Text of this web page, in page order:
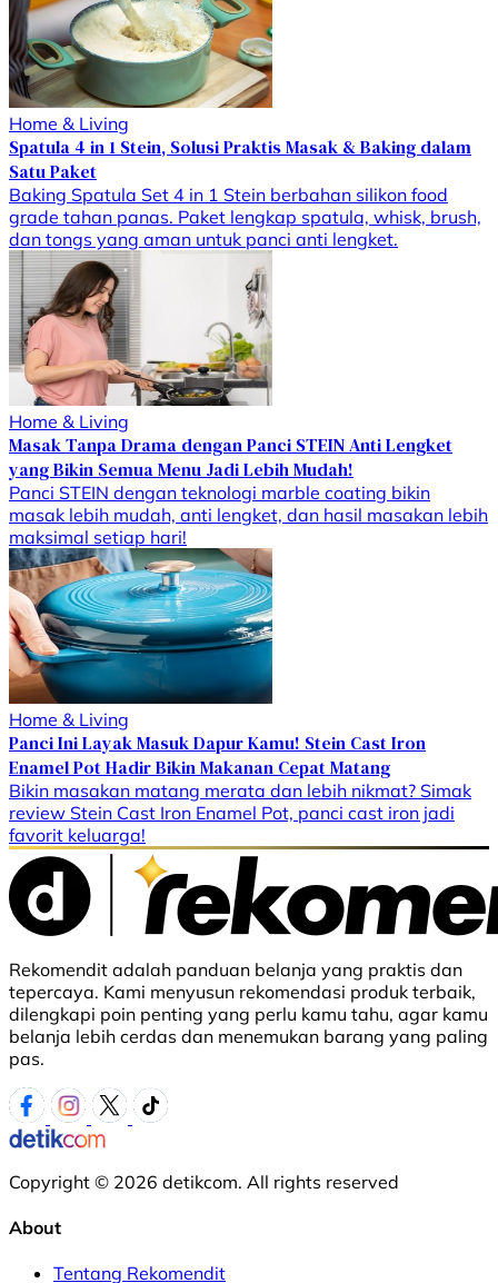
Home & Living
Spatula 4 in 1 Stein, Solusi Praktis Masak & Baking dalam
Satu Paket
Baking Spatula Set 4 in 1 Stein berbahan silikon food
grade tahan panas. Paket lengkap spatula, whisk, brush,
dan tongs yang aman untuk panci anti lengket.
Home & Living
Masak Tanpa Drama dengan Panci STEIN Anti Lengket
yang Bikin Semua Menu Jadi Lebih Mudah!
Panci STEIN dengan teknologi marble coating bikin
masak lebih mudah, anti lengket, dan hasil masakan lebih
maksimal setiap hari!
Home & Living
Panci Ini Layak Masuk Dapur Kamu! Stein Cast Iron
Enamel Pot Hadir Bikin Makanan Cepat Matang
Bikin masakan matang merata dan lebih nikmat? Simak
review Stein Cast Iron Enamel Pot, panci cast iron jadi
favorit keluarga!
Rekomendit adalah panduan belanja yang praktis dan
tepercaya. Kami menyusun rekomendasi produk terbaik,
dilengkapi poin penting yang perlu kamu tahu, agar kamu
belanja lebih cerdas dan menemukan barang yang paling
pas.
Copyright © 2026 detikcom. All rights reserved
About
Tentang Rekomendit